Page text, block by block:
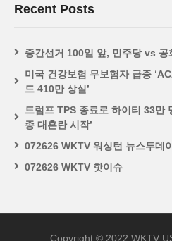
Recent Posts
중간선거 100일 앞, 민주당 vs 공
미국 건강보험 무보험자 급증
드 410만 상실’
트럼프 TPS 종료로 하이티 33만
종 대혼란 시작’
072626 WKTV 워싱턴 뉴스투데
072626 WKTV 핫이슈
Copyright © 2022 WKTV